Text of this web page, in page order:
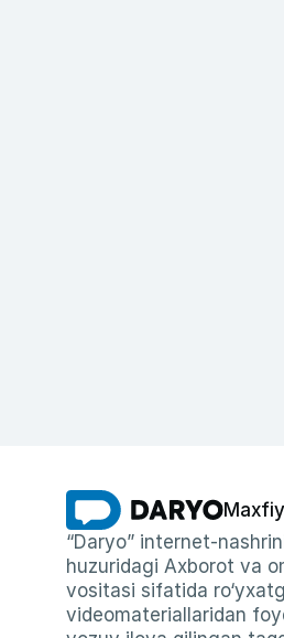
“Daryo” internet-
huzuridagi Axborot va
vositasi sifatida
videomateriallaridan